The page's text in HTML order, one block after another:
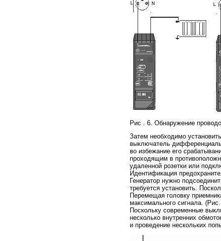
Рис . 6. Обнаружение
Затем необходимо
выключатель
во избежание его
проходящим в
удаленной розетки или
Идентификация
Генератор нужно
требуется установить.
Перемещая головку
максимального сигнала.
Поскольку современные
несколько внутренних
и проведение нескольких